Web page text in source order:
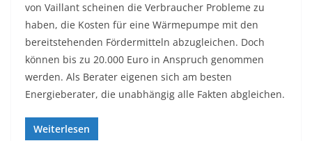
von Vaillant scheinen die Verbraucher Probleme zu
haben, die Kosten für eine Wärmepumpe mit den
bereitstehenden Fördermitteln abzugleichen. Doch
können bis zu 20.000 Euro in Anspruch genommen
werden. Als Berater eigenen sich am besten
Energieberater, die unabhängig alle Fakten abgleichen.
Weiterlesen